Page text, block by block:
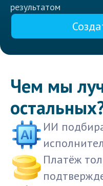
результатом
Чем мы
ИИ
Платёж